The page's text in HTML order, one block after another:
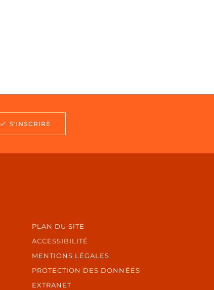
S'INSCRIRE
PLAN DU SITE
ACCESSIBILITÉ
MENTIONS LÉGALES
PROTECTION DES DONNÉES
EXTRANET